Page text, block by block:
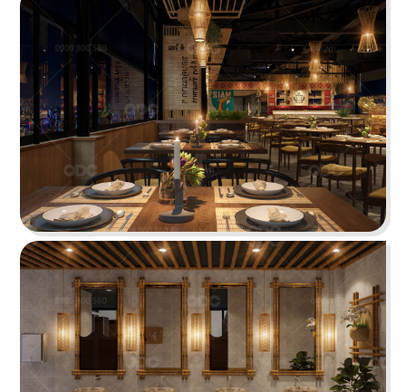
mang phong cách công nghiệp độc đáo
Chi tiết
HẢI SẢN HOÀNG GIA
Đội ngũ thiết kế QDC đã khéo léo kết hợp nét
đặc trưng phong cách Địa Trung Hải với vẻ đẹp
thanh lịch, sang trọng của Indochine